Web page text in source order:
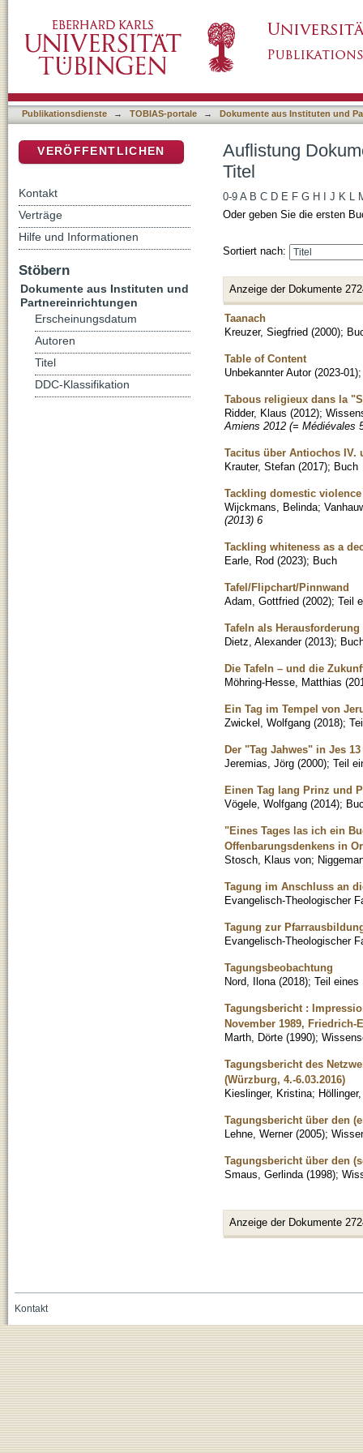
Publikationsdienste → TOBIAS-portale → Dokumente aus Instituten und
Auflistung
Titel
0-9 A B C D E F G H J K L
Oder geben Sie die ersten
Sortiert nach:
Anzeige der Dokumente
Taanach
Kreuzer, Siegfried (2000);
Table of Content
Unbekannter Autor (2023-01)
Tabous religieux dans la
Ridder, Klaus (2012);
Amiens 2012 (= Médiévales
Tacitus über Antiochos IV.
Krauter, Stefan (2017); Buch
Tackling domestic
Wijckmans, Belinda;
(2013) 6
Tackling whiteness as a
Earle, Rod (2023); Buch
Tafel/Flipchart/Pinnwand
Adam, Gottfried (2002); Teil
Tafeln als
Dietz, Alexander (2013);
Die Tafeln – und die
Möhring-Hesse, Matthias (
Ein Tag im Tempel von
Zwickel, Wolfgang (2018);
Der "Tag Jahwes" in Jes
Jeremias, Jörg (2000); Teil
Einen Tag lang Prinz und
Vögele, Wolfgang (2014);
"Eines Tages las ich ein
Offenbarungsdenkens in
Stosch, Klaus von;
Tagung im Anschluss an
Evangelisch-Theologischer
Tagung zur
Evangelisch-Theologischer
Tagungsbeobachtung
Nord, Ilona (2018); Teil eines
Tagungsbericht :
November 1989, Friedrich-
Marth, Dörte (1990);
Tagungsbericht des
(Würzburg, 4.-6.03.2016)
Kieslinger, Kristina;
Tagungsbericht über den
Lehne, Werner (2005);
Tagungsbericht über den
Smaus, Gerlinda (1998);
Anzeige der Dokumente
VERÖFFENTLICHEN
Kontakt
Verträge
Hilfe und Informationen
Stöbern
Dokumente aus Instituten und
Partnereinrichtungen
Erscheinungsdatum
Autoren
Titel
DDC-Klassifikation
Kontakt